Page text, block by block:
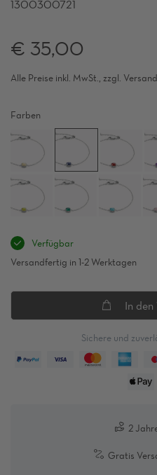
1300300721
€ 35,00
Alle Preise inkl. MwSt., zzgl.
Farben
Verfügbar
Versandfertig in 1-2 Werktagen
In
Sichere und
2
Gratis